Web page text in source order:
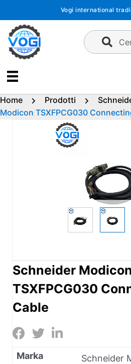
contenuto
Vogi international
Home Prodotti
Modicon TSXFPCG030
Schneider Modicon
TSXFPCG030
Cable
Marka
Schneider